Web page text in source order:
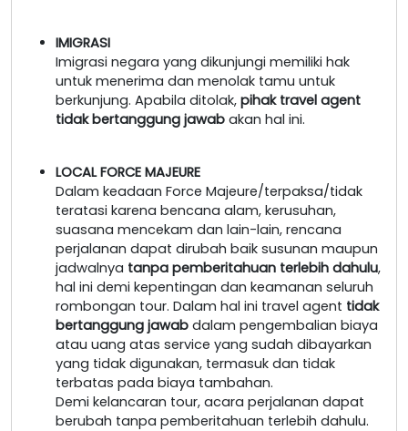
IMIGRASI
Imigrasi negara yang dikunjungi memiliki hak
untuk menerima dan menolak tamu untuk
berkunjung. Apabila ditolak, pihak travel agent
tidak bertanggung jawab akan hal ini.
LOCAL FORCE MAJEURE
Dalam keadaan Force Majeure/terpaksa/tidak
teratasi karena bencana alam, kerusuhan,
suasana mencekam dan lain-lain, rencana
perjalanan dapat dirubah baik susunan maupun
jadwalnya tanpa pemberitahuan terlebih dahulu,
hal ini demi kepentingan dan keamanan seluruh
rombongan tour. Dalam hal ini travel agent tidak
bertanggung jawab dalam pengembalian biaya
atau uang atas service yang sudah dibayarkan
yang tidak digunakan, termasuk dan tidak
terbatas pada biaya tambahan.
Demi kelancaran tour, acara perjalanan dapat
berubah tanpa pemberitahuan terlebih dahulu.